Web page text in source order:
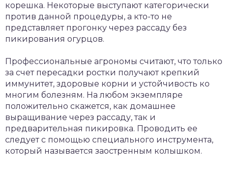
корешка. Некоторые выступают категорически
против данной процедуры, а кто-то не
представляет прогонку через рассаду без
пикирования огурцов.
Профессиональные агрономы считают, что только
за счет пересадки ростки получают крепкий
иммунитет, здоровые корни и устойчивость ко
многим болезням. На любом экземпляре
положительно скажется, как домашнее
выращивание через рассаду, так и
предварительная пикировка. Проводить ее
следует с помощью специального инструмента,
который называется заостренным колышком.